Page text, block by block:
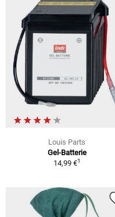
Louis Parts
Gel-Batterie
14,99 €1